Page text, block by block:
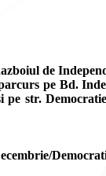
de
pe Bd.
str.